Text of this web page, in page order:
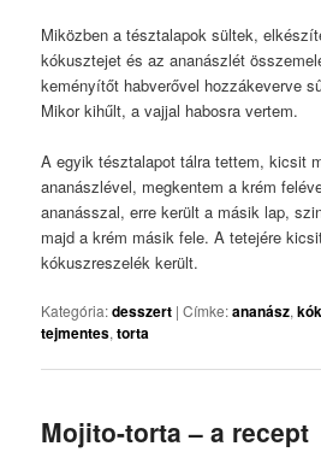
Miközben a tésztalapok sültek,
kókusztejet és az ananászlét
keményítőt habverővel hozzákeverve
Mikor kihűlt, a vajjal habosra vertem.
A egyik tésztalapot tálra tettem, kicsit
ananászlével, megkentem a krém
ananásszal, erre került a másik lap,
majd a krém másik fele. A tetejére
kókuszreszelék került.
Kategória:desszert |Címke:ananász,
tejmentes,torta
Mojito-torta – a recept